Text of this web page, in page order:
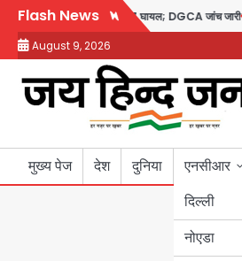
Skip
content
Flash News
टेस्ट पॉजिटिव, 17 घायल; DGCA जांच जारी
August 9, 2026
मुख्य पेज देश दुनिया
एनसीआर
दिल्ली
नोएडा